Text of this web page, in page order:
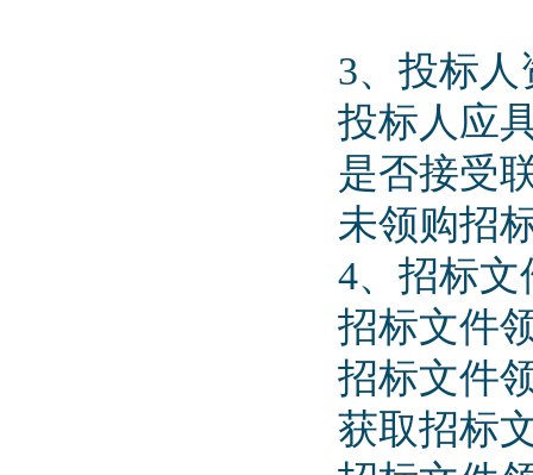
3、投标
投标人应
是否接受
未领购招
4、招标文
招标文件
招标文件
获取招标